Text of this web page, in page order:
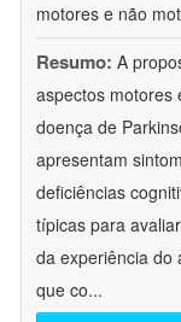
motores e não
Resumo: A
aspectos motores
doença de
apresentam
deficiências
típicas para
da experiência do
que co...